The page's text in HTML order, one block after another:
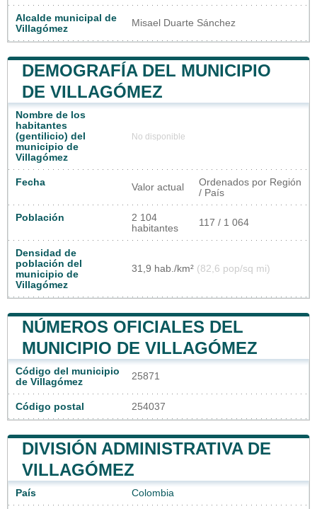
Alcalde municipal de
Villagómez
Misael Duarte Sánchez
DEMOGRAFÍA DEL MUNICIPIO
DE VILLAGÓMEZ
Nombre de los
habitantes
(gentilicio) del
municipio de
Villagómez
No disponible
Fecha Valor actual
Ordenados por Región
/ País
Población
2 104
habitantes
117 / 1 064
Densidad de
población del
municipio de
Villagómez
31,9 hab./km² (82,6 pop/sq mi)
NÚMEROS OFICIALES DEL
MUNICIPIO DE VILLAGÓMEZ
Código del municipio
de Villagómez
25871
Código postal 254037
DIVISIÓN ADMINISTRATIVA DE
VILLAGÓMEZ
País Colombia